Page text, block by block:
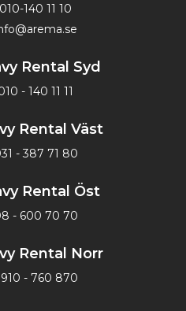
010-140 11 10
Rental Syd
- 140 11 11
Rental Väst
- 387 71 80
Rental Öst
- 600 70 70
Rental Norr
- 760 870